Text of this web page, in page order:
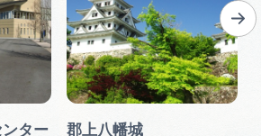
ター 郡上八幡城